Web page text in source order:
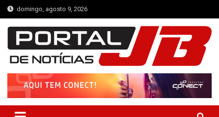
Skip
to
content
domingo, agosto 9, 2026
Portal de Notícias JB
Notícias de Simplício Mendes e Região